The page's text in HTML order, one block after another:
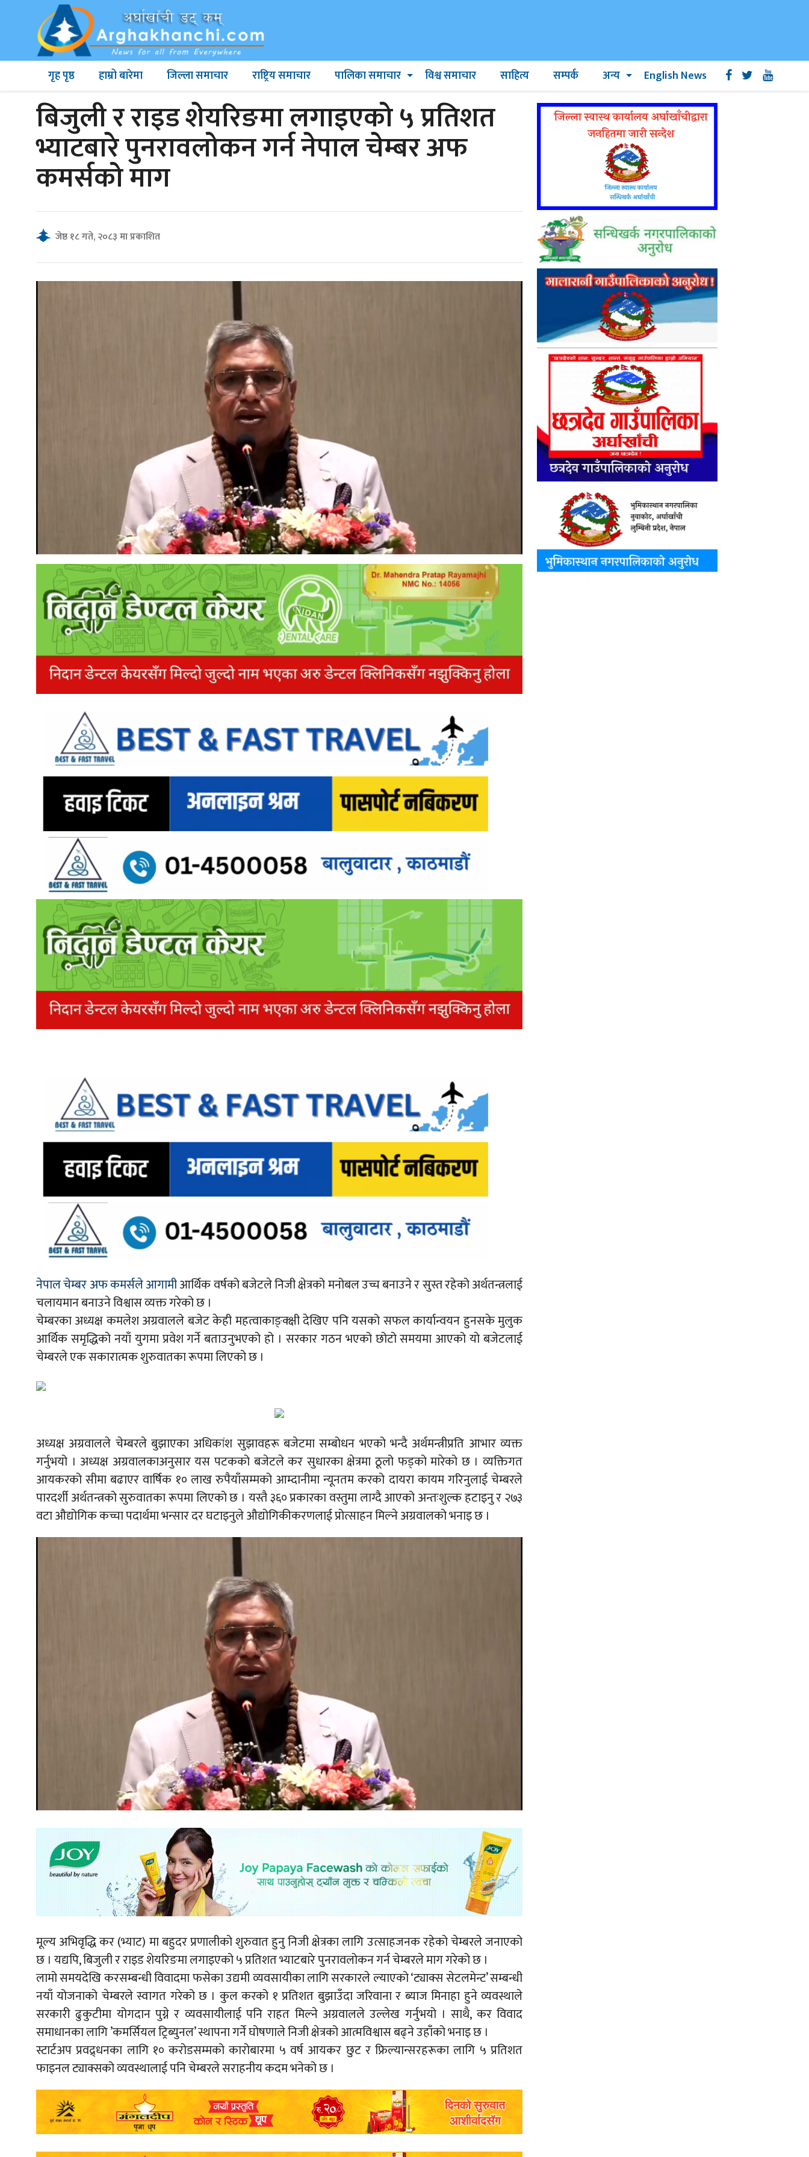
गृह पृष्ठ हाम्रो बारेमा जिल्ला समाचार राष्ट्रिय समाचार पालिका समाचार विश्व समाचार साहित्य सम्पर्क अन्य English News
बिजुली र राइड शेयरिङमा लगाइएको ५ प्रतिशत
भ्याटबारे पुनरावलोकन गर्न नेपाल चेम्बर अफ
कमर्सको माग
जेष्ठ १८ गते, २०८३ मा प्रकाशित
नेपाल चेम्बर अफ कमर्सले आगामीआर्थिक वर्षको बजेटले निजी क्षेत्रको मनोबल उच्च बनाउने र सुस्त रहेको अर्थतन्त्रलाई
चलायमान बनाउने विश्वास व्यक्त गरेको छ ।
चेम्बरका अध्यक्ष कमलेश अग्रवालले बजेट केही महत्वाकाङ्क्क्षी देखिए पनि यसको सफल कार्यान्वयन हुनसके मुलुक
आर्थिक समृद्धिको नयाँ युगमा प्रवेश गर्ने बताउनुभएको हो । सरकार गठन भएको छोटो समयमा आएको यो बजेटलाई
चेम्बरले एक सकारात्मक शुरुवातका रूपमा लिएको छ ।
अध्यक्ष अग्रवालले चेम्बरले बुझाएका अधिकांश सुझावहरू बजेटमा सम्बोधन भएको भन्दै अर्थमन्त्रीप्रति आभार व्यक्त
गर्नुभयो । अध्यक्ष अग्रवालकाअनुसार यस पटकको बजेटले कर सुधारका क्षेत्रमा ठूलो फड्को मारेको छ । व्यक्तिगत
आयकरको सीमा बढाएर वार्षिक १० लाख रुपैयाँसम्मको आम्दानीमा न्यूनतम करको दायरा कायम गरिनुलाई चेम्बरले
पारदर्शी अर्थतन्त्रको सुरुवातका रूपमा लिएको छ । यस्तै ३६० प्रकारका वस्तुमा लाग्दै आएको अन्तःशुल्क हटाइनु र २७३
वटा औद्योगिक कच्चा पदार्थमा भन्सार दर घटाइनुले औद्योगिकीकरणलाई प्रोत्साहन मिल्ने अग्रवालको भनाइ छ ।
मूल्य अभिवृद्धि कर (भ्याट) मा बहुदर प्रणालीको शुरुवात हुनु निजी क्षेत्रका लागि उत्साहजनक रहेको चेम्बरले जनाएको
छ । यद्यपि, बिजुली र राइड शेयरिङमा लगाइएको ५ प्रतिशत भ्याटबारे पुनरावलोकन गर्न चेम्बरले माग गरेको छ ।
लामो समयदेखि करसम्बन्धी विवादमा फसेका उद्यमी व्यवसायीका लागि सरकारले ल्याएको ‘ट्याक्स सेटलमेन्ट’ सम्बन्धी
नयाँ योजनाको चेम्बरले स्वागत गरेको छ । कुल करको १ प्रतिशत बुझाउँदा जरिवाना र ब्याज मिनाहा हुने व्यवस्थाले
सरकारी ढुकुटीमा योगदान पुग्ने र व्यवसायीलाई पनि राहत मिल्ने अग्रवालले उल्लेख गर्नुभयो । साथै, कर विवाद
समाधानका लागि ’कमर्सियल ट्रिब्युनल’ स्थापना गर्ने घोषणाले निजी क्षेत्रको आत्मविश्वास बढ्ने उहाँको भनाइ छ ।
स्टार्टअप प्रवद्र्धनका लागि १० करोडसम्मको कारोबारमा ५ वर्ष आयकर छुट र फ्रिल्यान्सरहरूका लागि ५ प्रतिशत
फाइनल ट्याक्सको व्यवस्थालाई पनि चेम्बरले सराहनीय कदम भनेको छ ।